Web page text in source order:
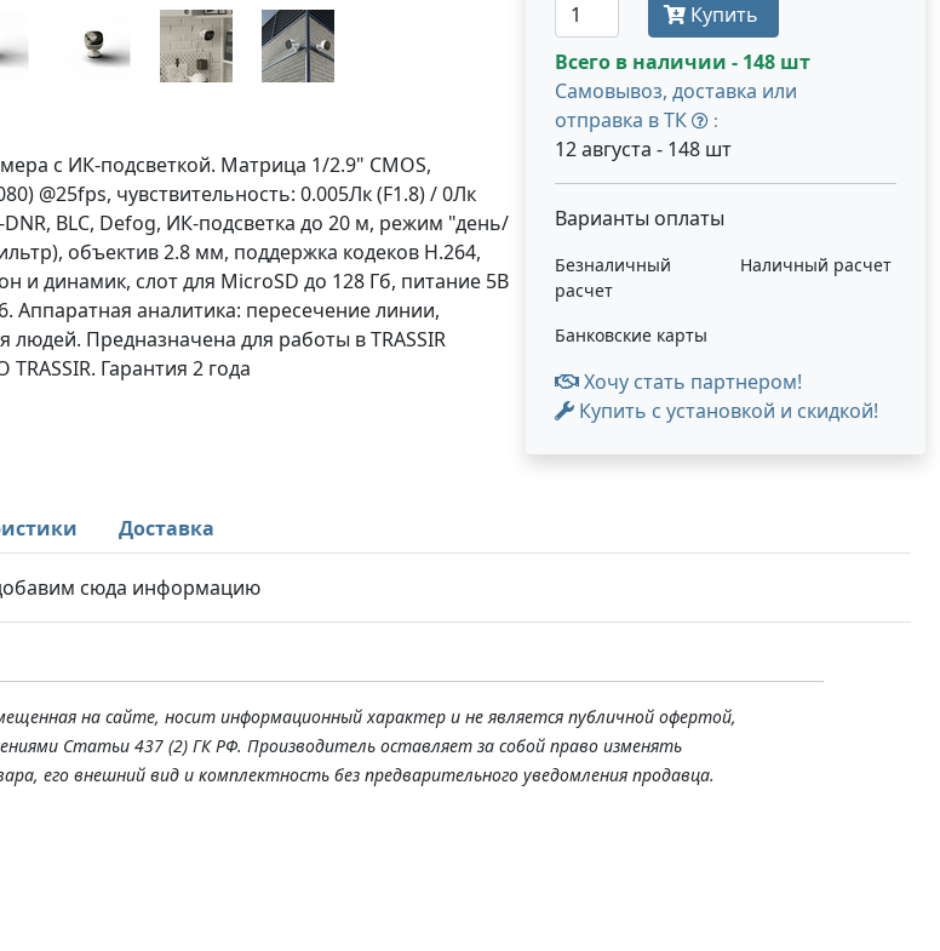
с ИК-подсветкой. Матрица 1/2.9" CMOS,
@25fps, чувствительность: 0.005Лк (F1.8) / 0Лк
DNR, BLC, Defog, ИК-подсветка до 20 м, режим "день/
объектив 2.8 мм, поддержка кодеков H.264,
и динамик, слот для MicroSD до 128 Гб, питание 5В
Аппаратная аналитика: пересечение линии,
людей. Предназначена для работы в TRASSIR
Гарантия 2 года
Купить
Всего в наличии - 148 шт
Самовывоз, доставка или
отправка в ТК
:
12 августа - 148 шт
Варианты оплаты
Безналичный
расчет
Наличный расчет
Банковские карты
Хочу стать партнером!
Купить с установкой и скидкой!
Доставка
сюда информацию
на сайте, носит информационный характер и не является публичной офертой,
Статьи 437 (2) ГК РФ. Производитель оставляет за собой право изменять
его внешний вид и комплектность без предварительного уведомления продавца.